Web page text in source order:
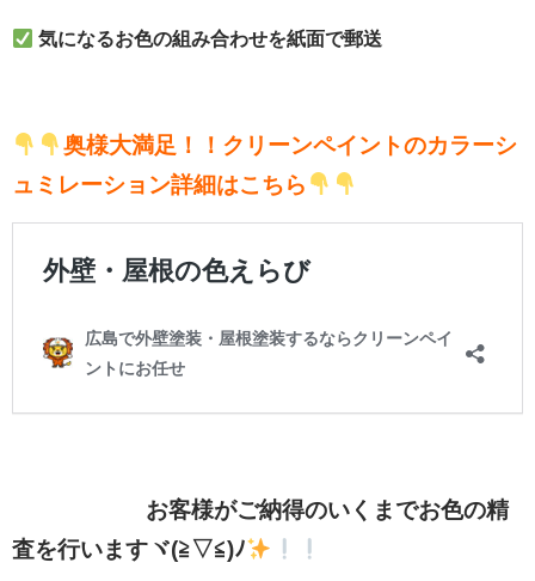
気になるお色の組み合わせを紙面で郵送
奥様大満足！！クリーンペイントのカラーシ
ュミレーション詳細はこちら
お客様がご納得のいくまでお色の精
査を行いますヾ(≧▽≦)ﾉ